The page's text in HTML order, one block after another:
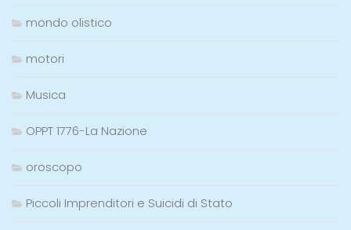
mondo olistico
motori
Musica
OPPT 1776-La Nazione
oroscopo
Piccoli Imprenditori e Suicidi di Stato